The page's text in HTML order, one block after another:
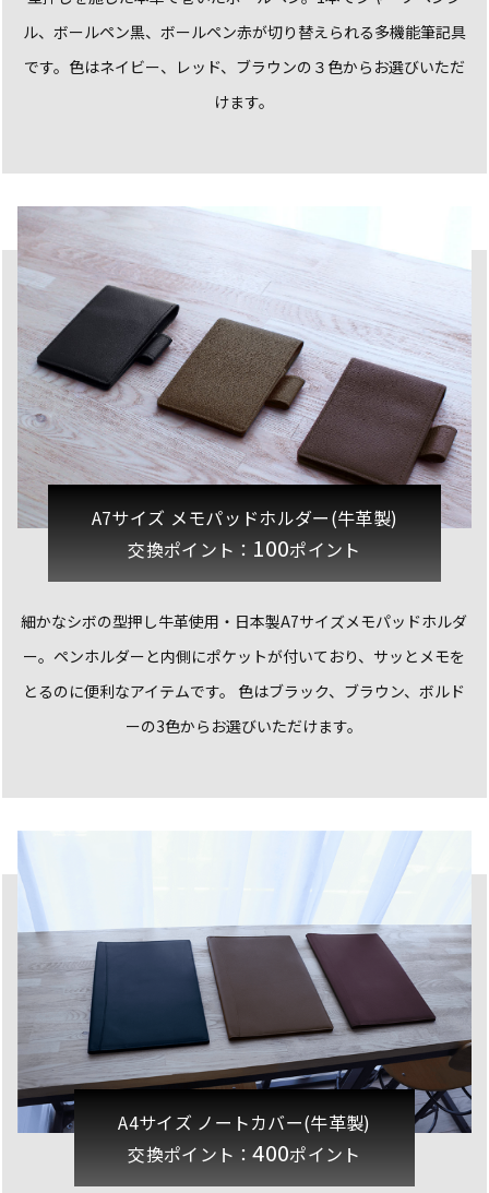
ル、ボールペン黒、ボールペン赤が切り替えられる多機能筆記具
です。 色はネイビー、レッド、ブラウンの３色からお選びいただ
けます。
A7サイズ メモパッドホルダー(牛革製)
交換ポイント： 100ポイント
細かなシボの型押し牛革使用・日本製A7サイズメモパッドホルダ
ー。 ペンホルダーと内側にポケットが付いており、サッとメモを
とるのに便利なアイテムです。
色はブラック、ブラウン、ボルド
ーの3色からお選びいただけます。
A4サイズ ノートカバー(牛革製)
交換ポイント：400ポイント